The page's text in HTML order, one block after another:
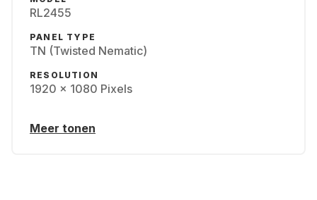
RL2455
PANEL TYPE
TN (Twisted Nematic)
RESOLUTION
1920 x 1080 Pixels
Meer tonen